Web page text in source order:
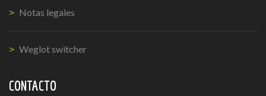
Notas legales
Weglot switcher
CONTACTO